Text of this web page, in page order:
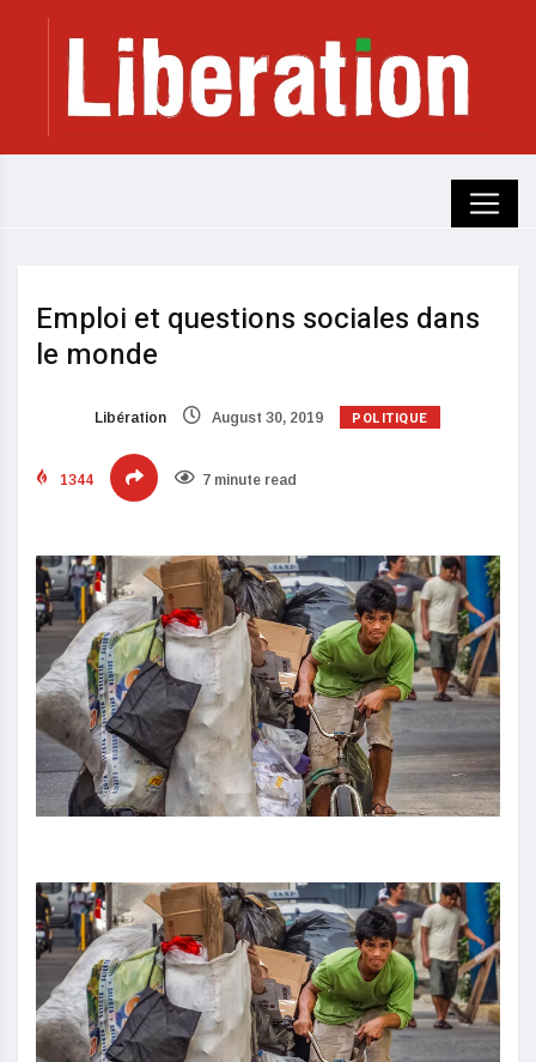
Emploi et questions sociales dans
le monde
Libération August 30, 2019 POLITIQUE
1344 7 minute read